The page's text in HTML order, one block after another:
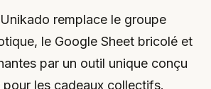
remplace le groupe
le Google Sheet bricolé et
par un outil unique conçu
les cadeaux collectifs.